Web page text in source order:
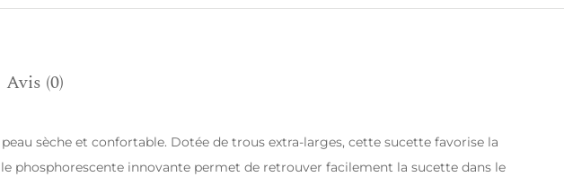
Avis (0)
sèche et confortable. Dotée de trous extra-larges, cette sucette favorise la
phosphorescente innovante permet de retrouver facilement la sucette dans le